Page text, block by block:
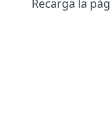
Recarga la